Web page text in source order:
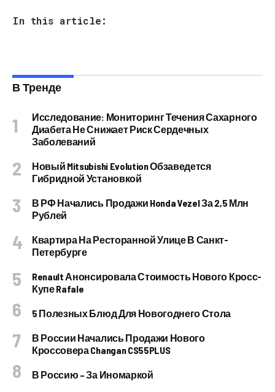
In this article:
В Тренде
Исследование: Мониторинг Течения Сахарного
Диабета Не Снижает Риск Сердечных
Заболеваний
Новый Mitsubishi Evolution Обзаведется
Гибридной Установкой
В РФ Начались Продажи Honda Vezel За 2,5 Млн
Рублей
Квартира На Ресторанной Улице В Санкт-
Петербурге
Renault Анонсировала Стоимость Нового Кросс-
Купе Rafale
5 Полезных Блюд Для Новогоднего Стола
В России Начались Продажи Нового
Кроссовера Changan CS55PLUS
В Россию – За Иномаркой